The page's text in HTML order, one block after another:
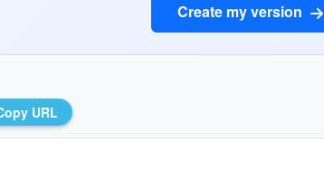
Create my version
URL